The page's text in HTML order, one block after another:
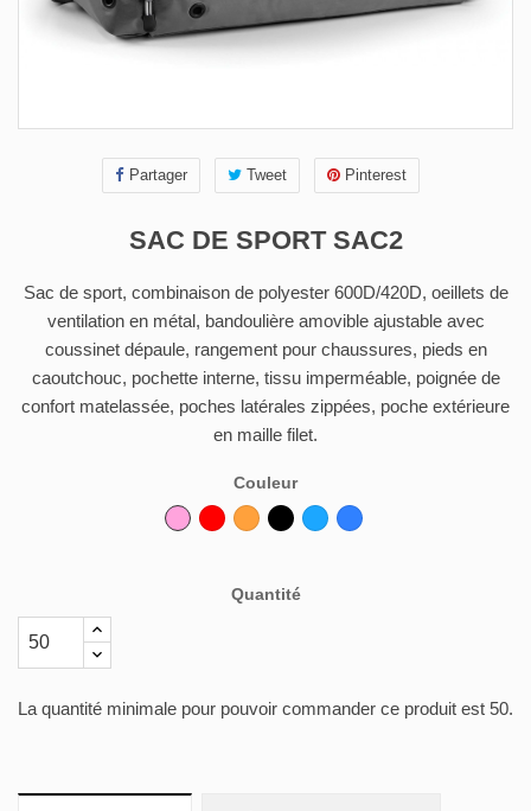
Partager Tweet Pinterest
SAC DE SPORT SAC2
Sac de sport, combinaison de polyester 600D/420D, oeillets de
ventilation en métal, bandoulière amovible ajustable avec
coussinet dépaule, rangement pour chaussures, pieds en
caoutchouc, pochette interne, tissu imperméable, poignée de
confort matelassée, poches latérales zippées, poche extérieure
en maille filet.
Couleur
RoseRougeOrangeNoirBleuBleu
Quantité
La quantité minimale pour pouvoir commander ce produit est 50.